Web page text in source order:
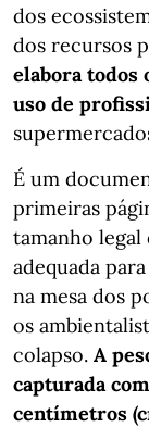
dos
dos recursos
elabora todos
uso de
É um
primeiras
tamanho legal
adequada
na mesa dos
os
colapso. A
capturada
centímetros